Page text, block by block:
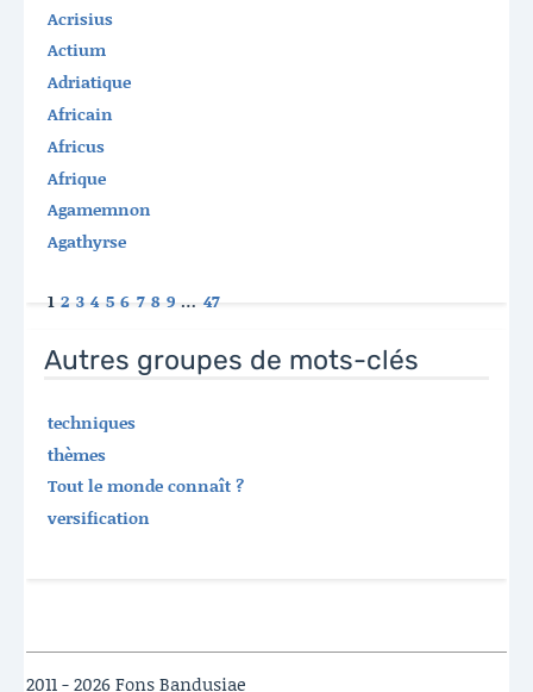
Acrisius
Actium
Adriatique
Africain
Africus
Afrique
Agamemnon
Agathyrse
1 2 3 4 5 6 7 8 9 … 47
Autres groupes de mots-clés
techniques
thèmes
Tout le monde connaît ?
versification
2011 - 2026 Fons Bandusiae